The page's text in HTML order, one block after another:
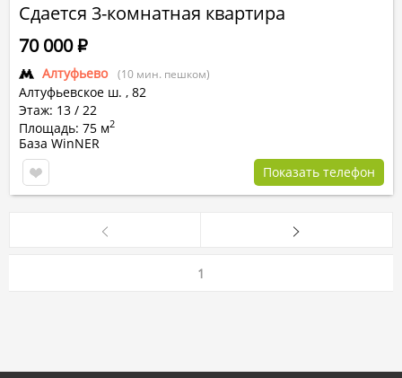
Сдается 3-комнатная квартира
Алтуфьево (10 мин. пешком)
Алтуфьевское ш. , 82
Этаж: 13 / 22
Площадь: 75 м2
70 000Р
База WinNER
Показать телефон
1